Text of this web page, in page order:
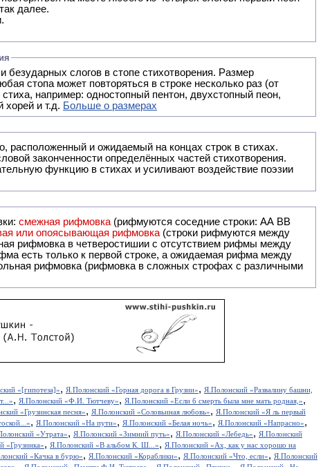
далее.
безударных слогов в стопе стихотворения. Размер
стопа может повторяться в строке несколько раз (от
например: одностопный пентон, двухстопный пеон,
хорей и т.д. Больше о размерах
правило, расположенный и ожидаемый на концах строк в стихах.
законченности определённых частей стихотворения.
функцию в стихах и усиливают воздействие поэзии
смежная рифмовка (рифмуются соседние строки: AA ВВ
или опоясывающая рифмовка (строки рифмуются между
рифмовка в четверостишии с отсутствием рифмы между
есть только к первой строке, а ожидаемая рифма между
«[гипотеза]», Я.Полонский «Горная дорога в Грузии», Я.Полонский «Развалину башни,
, Я.Полонский «Ф.И. Тютчеву», Я.Полонский «Если б смерть была мне мать родная,»,
«Грузинская песня», Я.Полонский «Соловьиная любовь», Я.Полонский «Я ль первый
, Я.Полонский «На пути», Я.Полонский «Белая ночь», Я.Полонский «Напрасно»,
«Утрата», Я.Полонский «Зимний путь», Я.Полонский «Лебедь», Я.Полонский
«Грузинка», Я.Полонский «В альбом К. Ш...», Я.Полонский «Ах, как у нас хорошо на
«Качка в бурю», Я.Полонский «Кораблики», Я.Полонский «Что, если», Я.Полонский